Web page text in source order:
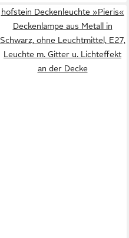
hofstein Deckenleuchte »Pieris«
Deckenlampe aus Metall in
Schwarz, ohne Leuchtmittel, E27,
Leuchte m. Gitter u. Lichteffekt
an der Decke